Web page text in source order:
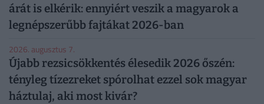
árát is elkérik: ennyiért veszik a magyarok a
legnépszerűbb fajtákat 2026-ban
2026. augusztus 7.
Újabb rezsicsökkentés élesedik 2026 őszén:
tényleg tízezreket spórolhat ezzel sok magyar
háztulaj, aki most kivár?